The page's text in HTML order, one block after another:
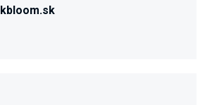
kbloom.sk